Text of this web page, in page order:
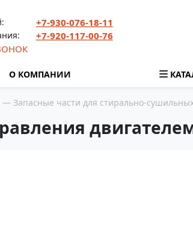
+7-930-076-18-11
+7-920-117-00-76
О КОМПАНИИ
— Запасные части для стирально-
двигателем